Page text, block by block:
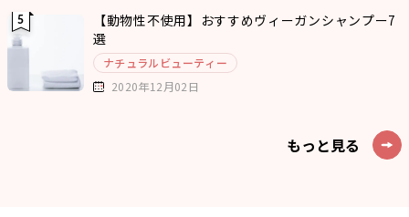
【動物性不使用】おすすめヴィーガンシャンプー7
選
ナチュラルビューティー
2020年12月02日
もっと見る